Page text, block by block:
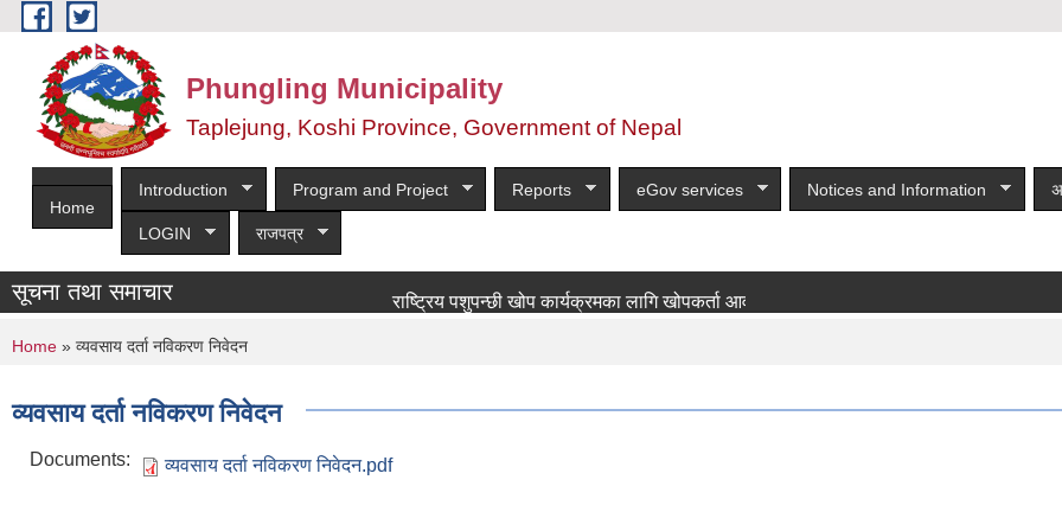
Skip to main content
Phungling Municipality
Taplejung, Koshi Province, Government of Nepal
Home
Introduction Program and Project Reports eGov services Notices and Information
LOGIN राजपत्र
सूचना तथा समाचार राष्ट्रिय पशुपन्छी खोप कार्यक्रमका लागि खोपकर्ता आवश्यकता सम्बन्धी सूचना!
You are here
Home » व्यवसाय दर्ता नविकरण निवेदन
व्यवसाय दर्ता नविकरण निवेदन
Documents: व्यवसाय दर्ता नविकरण निवेदन.pdf